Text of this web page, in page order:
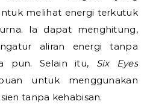
melihat energi terkutuk
Ia dapat menghitung,
aliran energi tanpa
pun. Selain itu, Six Eyes
untuk menggunakan
tanpa kehabisan.